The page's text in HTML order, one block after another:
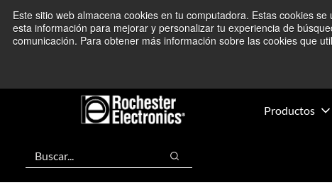
Este sitio web almacena cookies en tu computadora. Estas cookies
esta información para mejorar y personalizar tu experiencia de
comunicación. Para obtener más información sobre las cookies que
contenido
pie
Estamos monitoreando los
Productos
Buscar
Buscar